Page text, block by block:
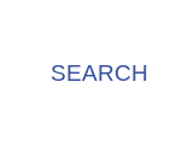
SEARCH